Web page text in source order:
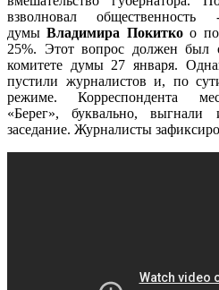
взволновал
думыВладимира Покиткоо
25%. Этот вопрос должен был
комитете думы 27 января.
пустили журналистов и, по
режиме. Корреспондента
«Берег», буквально, выгнали
заседание. Журналисты